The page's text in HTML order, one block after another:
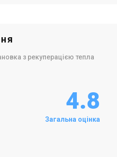
з рекуперацією тепла
4.8
Загальна оцінка